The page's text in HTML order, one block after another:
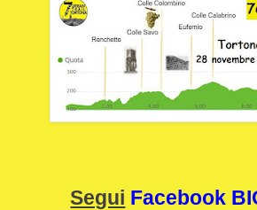
Segui Facebook